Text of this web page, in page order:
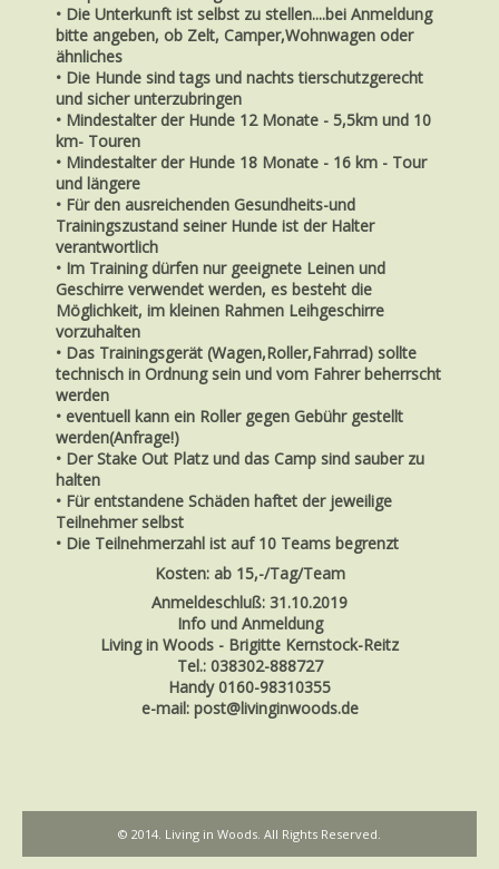
• Die Unterkunft ist selbst zu stellen....bei Anmeldung
bitte angeben, ob Zelt, Camper,Wohnwagen oder
ähnliches
• Die Hunde sind tags und nachts tierschutzgerecht
und sicher unterzubringen
• Mindestalter der Hunde 12 Monate - 5,5km und 10
km- Touren
• Mindestalter der Hunde 18 Monate - 16 km - Tour
und längere
• Für den ausreichenden Gesundheits-und
Trainingszustand seiner Hunde ist der Halter
verantwortlich
• Im Training dürfen nur geeignete Leinen und
Geschirre verwendet werden, es besteht die
Möglichkeit, im kleinen Rahmen Leihgeschirre
vorzuhalten
• Das Trainingsgerät (Wagen,Roller,Fahrrad) sollte
technisch in Ordnung sein und vom Fahrer beherrscht
werden
• eventuell kann ein Roller gegen Gebühr gestellt
werden(Anfrage!)
• Der Stake Out Platz und das Camp sind sauber zu
halten
• Für entstandene Schäden haftet der jeweilige
Teilnehmer selbst
• Die Teilnehmerzahl ist auf 10 Teams begrenzt
Kosten: ab 15,-/Tag/Team
Anmeldeschluß: 31.10.2019
Info und Anmeldung
Living in Woods - Brigitte Kernstock-Reitz
Tel.: 038302-888727
Handy 0160-98310355
e-mail: post@livinginwoods.de
© 2014. Living in Woods. All Rights Reserved.